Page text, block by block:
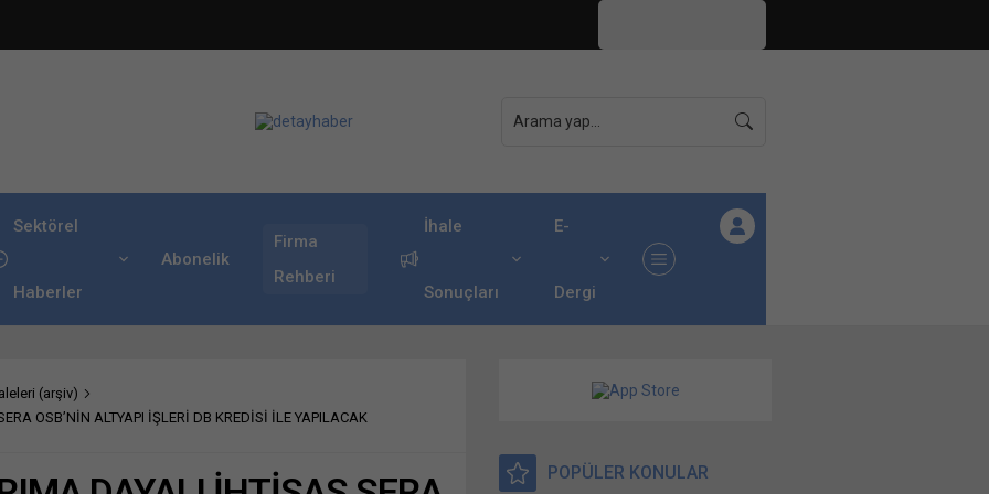
Sektörel
Haberler
Abonelik
Firma
Rehberi
İhale
Sonuçları
E-
Dergi
(arşiv)
OSB’NİN ALTYAPI İŞLERİ DB KREDİSİ İLE YAPILACAK
POPÜLER KONULAR